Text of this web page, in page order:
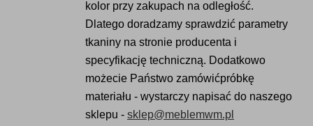
kolor przy zakupach na odległość.
Dlatego doradzamy sprawdzić parametry
tkaniny na stronie producenta i
specyfikację techniczną. Dodatkowo
możecie Państwo zamówićpróbkę
materiału - wystarczy napisać do naszego
sklepu - sklep@meblemwm.pl